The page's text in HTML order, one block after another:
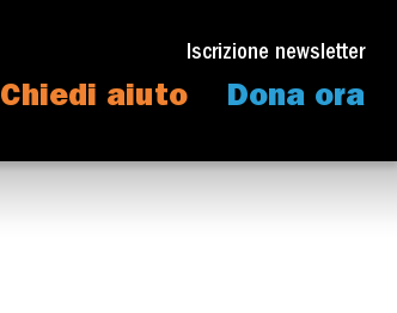
Iscrizione newsletter
Chiedi aiuto Dona ora